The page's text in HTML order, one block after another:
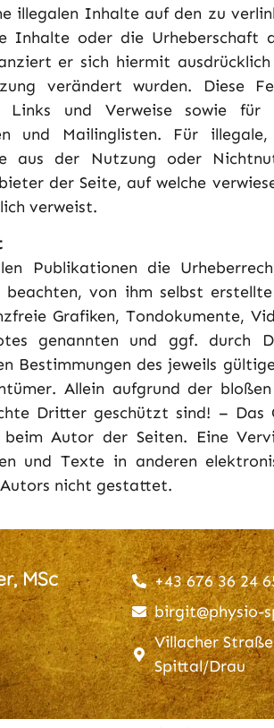
illegalen Inhalte auf den zu
Inhalte oder die
er sich hiermit
verändert wurden. Diese
Links und Verweise sowie
und Mailinglisten. Für
aus der Nutzung oder
der Seite, auf welche
verweist.
Publikationen die
von ihm selbst
Grafiken, Tondokumente,
genannten und ggf. durch
Bestimmungen des jeweils
Allein aufgrund der
Dritter geschützt sind! –
Autor der Seiten. Eine
und Texte in anderen
nicht gestattet.
MSc
+43 676 36 24
birgit@physio-
Villacher
Spittal/Drau